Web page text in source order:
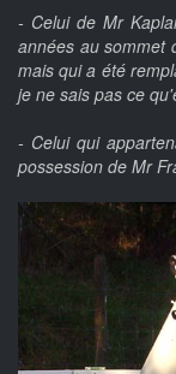
- Celui de Mr
années au sommet
mais qui a été
je ne sais pas ce
- Celui qui
possession de Mr